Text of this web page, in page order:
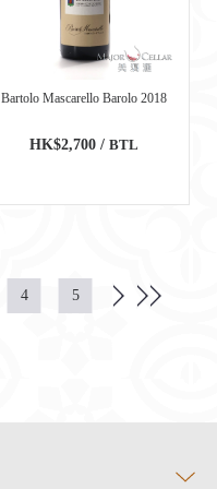
Bartolo Mascarello Barolo 2018
HK$2,700 / BTL
4 5